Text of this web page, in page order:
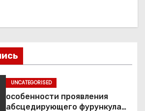
UNCATEGORISED
особенности проявления
абсцедирующего фурункула